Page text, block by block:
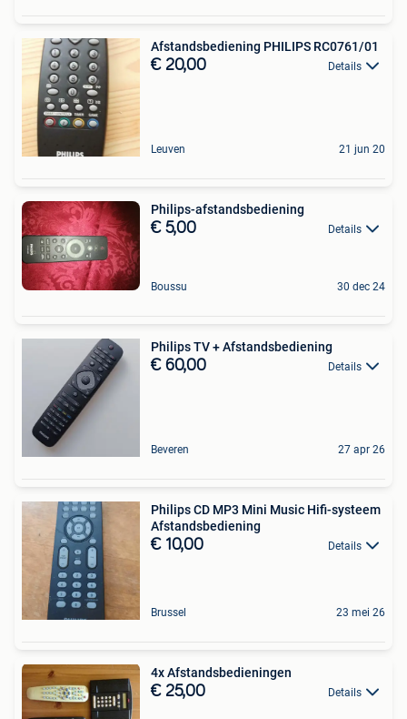
Afstandsbediening PHILIPS RC0761/01
€ 20,00 Details
Leuven 21 jun 20
Philips-afstandsbediening
€ 5,00 Details
Boussu 30 dec 24
Philips TV + Afstandsbediening
€ 60,00 Details
Beveren 27 apr 26
Philips CD MP3 Mini Music Hifi-systeem
Afstandsbediening
€ 10,00 Details
Brussel 23 mei 26
4x Afstandsbedieningen
€ 25,00 Details